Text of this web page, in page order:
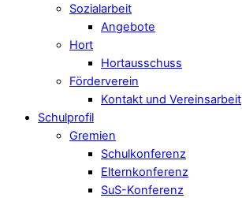
Sozialarbeit
Angebote
Hort
Hortausschuss
Förderverein
Kontakt und Vereinsarbeit
Schulprofil
Gremien
Schulkonferenz
Elternkonferenz
SuS-Konferenz